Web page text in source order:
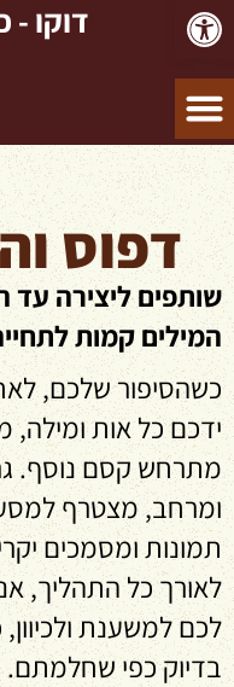
פתח סרגל נגישות דוקו -
דפוס
שותפים ליצירה עד
המילים קמות
כשהסיפור שלכם,
ידכם כל אות
מתרחש קסם נוסף.
ומרחב, מצטרף
תמונות ומסמכים
לאורך כל התהליך,
לכם למשענת
בדיוק כפי שחלמתם.